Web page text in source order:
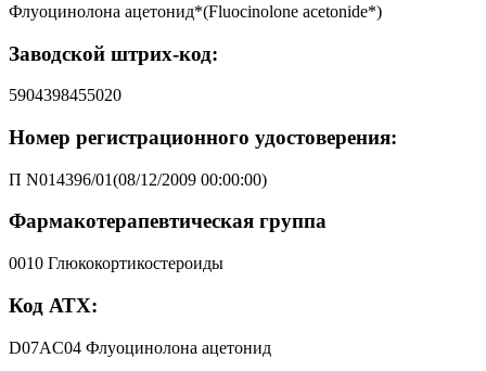
Флуоцинолона ацетонид*(Fluocinolone acetonide*)
Заводской штрих-код:
5904398455020
Номер регистрационного удостоверения:
П N014396/01(08/12/2009 00:00:00)
Фармакотерапевтическая группа
0010 Глюкокортикостероиды
Код АТХ:
D07AC04 Флуоцинолона ацетонид